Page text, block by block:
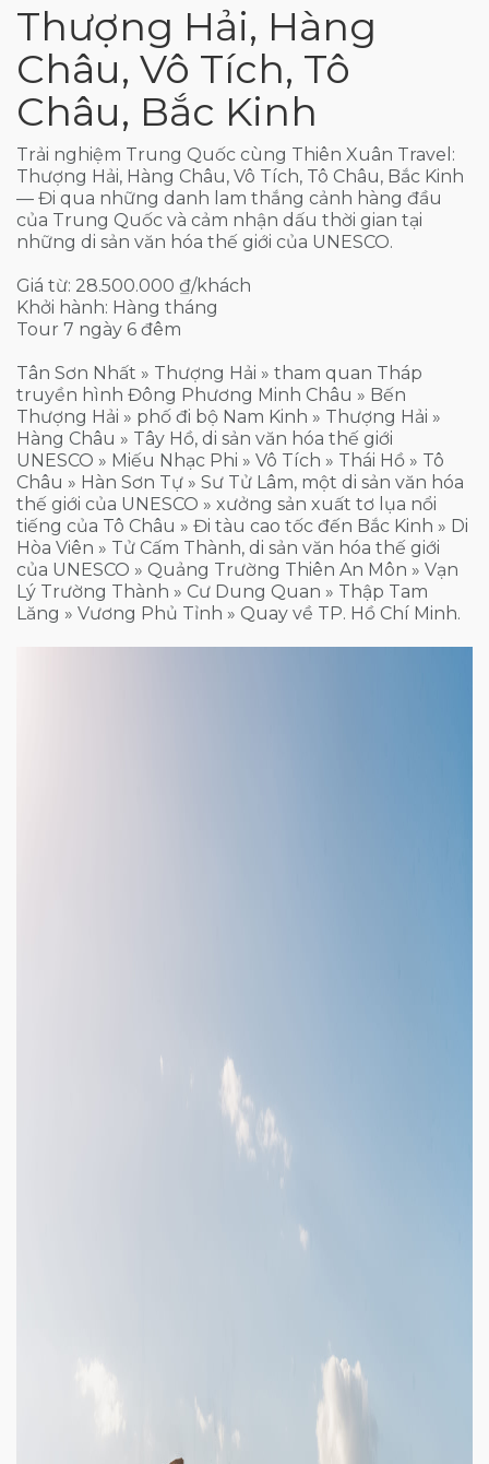
Thượng Hải, Hàng
Châu, Vô Tích, Tô
Châu, Bắc Kinh
Trải nghiệm Trung Quốc cùng Thiên Xuân Travel:
Thượng Hải, Hàng Châu, Vô Tích, Tô Châu, Bắc Kinh
— Đi qua những danh lam thắng cảnh hàng đầu
của Trung Quốc và cảm nhận dấu thời gian tại
những di sản văn hóa thế giới của UNESCO.
Giá từ: 28.500.000 ₫/khách
Khởi hành: Hàng tháng
Tour 7 ngày 6 đêm
Tân Sơn Nhất » Thượng Hải » tham quan Tháp
truyền hình Đông Phương Minh Châu » Bến
Thượng Hải » phố đi bộ Nam Kinh » Thượng Hải »
Hàng Châu » Tây Hồ, di sản văn hóa thế giới
UNESCO » Miếu Nhạc Phi » Vô Tích » Thái Hồ » Tô
Châu » Hàn Sơn Tự » Sư Tử Lâm, một di sản văn hóa
thế giới của UNESCO » xưởng sản xuất tơ lụa nổi
tiếng của Tô Châu » Đi tàu cao tốc đến Bắc Kinh » Di
Hòa Viên » Tử Cấm Thành, di sản văn hóa thế giới
của UNESCO » Quảng Trường Thiên An Môn » Vạn
Lý Trường Thành » Cư Dung Quan » Thập Tam
Lăng » Vương Phủ Tỉnh » Quay về TP. Hồ Chí Minh.